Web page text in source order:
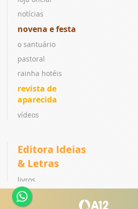
notícias
novena e festa
o santuário
pastoral
rainha hotéis
revista de
aparecida
vídeos
Editora Ideias
& Letras
livros
coleções